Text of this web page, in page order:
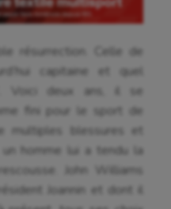
résurrection. Celle de
capitaine et quel
Voici deux ans, il se
fini pour le sport de
multiples blessures et
un homme lui a tendu la
John Williams
Joannin et dont il